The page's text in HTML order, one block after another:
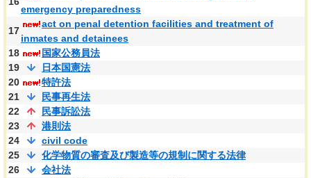
emergency preparedness
17
act on penal detention facilities and treatment of
inmates and detainees
18
国家公務員法
19
日本国憲法
20
特許法
21
民事再生法
22
民事訴訟法
23
港則法
24
civil code
25
化学物質の審査及び製造等の規制に関する法律
26
会社法